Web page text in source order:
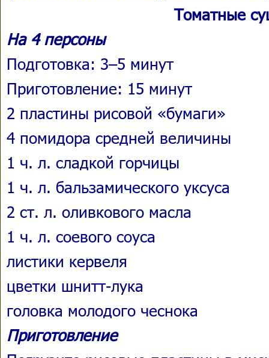
Томатные
На 4 персоны
Подготовка: 3–5 минут
Приготовление: 15 минут
2 пластины рисовой «бумаги»
4 помидора средней величины
1 ч. л. сладкой горчицы
1 ч. л. бальзамического уксуса
2 ст. л. оливкового масла
1 ч. л. соевого соуса
листики кервеля
цветки шнитт-лука
головка молодого чеснока
Приготовление